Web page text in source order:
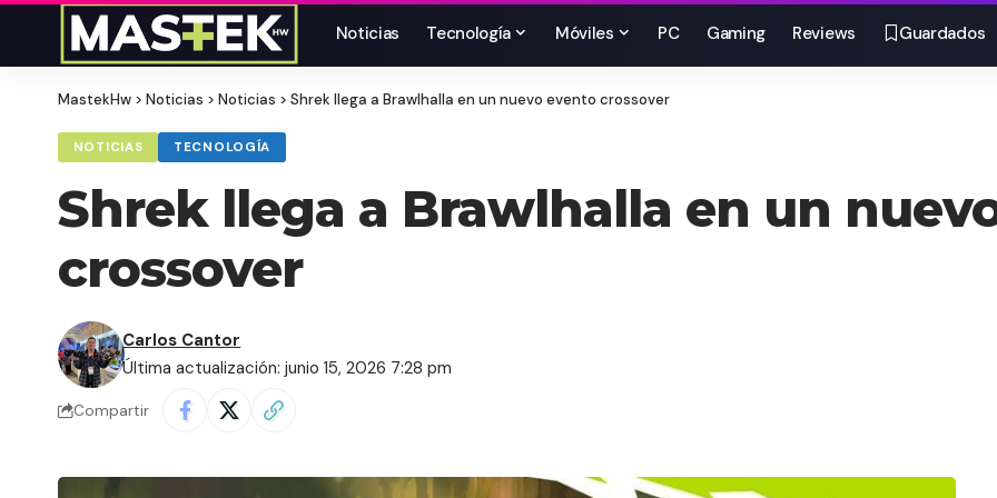
Noticias Tecnología Móviles PC Gaming Reviews Guardados
MastekHw > Noticias > Noticias > Shrek llega a Brawlhalla en un nuevo evento crossover
NOTICIAS TECNOLOGÍA
Shrek llega a Brawlhalla en un
crossover
Última actualización: junio 15, 2026 7:28 pm
Carlos Cantor
Compartir